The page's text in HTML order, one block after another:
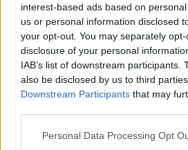
interest-based ads based on
us or personal information disclosed
your opt-out. You may separately
disclosure of your personal
IAB’s list of downstream participants.
also be disclosed by us to third
Downstream Participants that may
Please note that this website/app
Personal Data Processing Opt
Otros futbolistas destacados fueron
Moleiro, Griezmann y Raphinha,
superiores a 4,5 millones, en el caso
regresar de una lesión que lo tuvo
¡A pujar! Cuatro ganadores de
ofrecido un